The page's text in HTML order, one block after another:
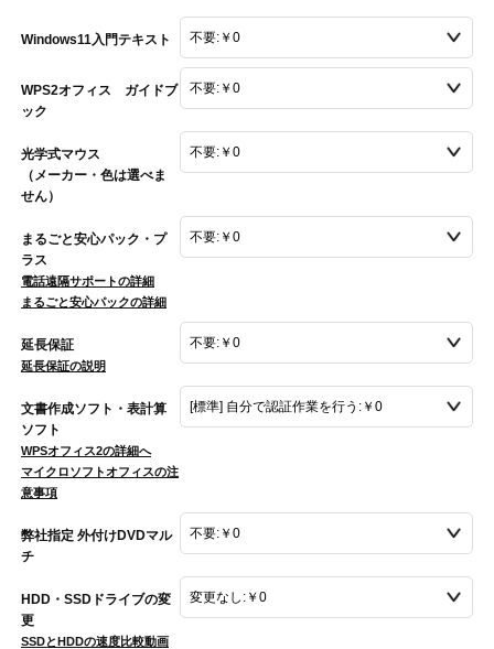
Windows11入門テキスト
WPS2オフィス ガイドブ
ック
光学式マウス
（メーカー・色は選べま
せん）
まるごと安心パック・プ
ラス
電話遠隔サポートの詳細
まるごと安心パックの詳細
延長保証
延長保証の説明
文書作成ソフト・表計算
ソフト
WPSオフィス2の詳細へ
マイクロソフトオフィスの注
意事項
弊社指定 外付けDVDマル
チ
HDD・SSDドライブの変
更
SSDとHDDの速度比較動画